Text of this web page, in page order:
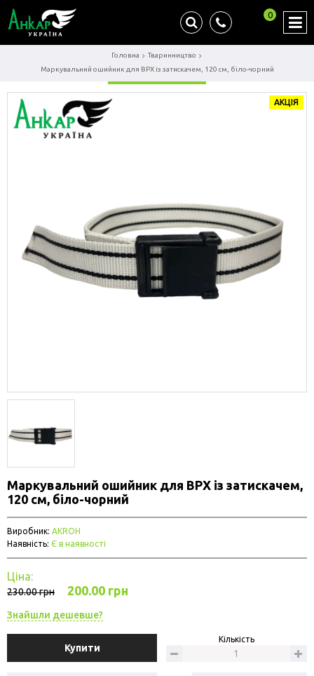
0
Головна
Тваринництво
Маркувальний ошийник для ВРХ із затискачем, 120 см, біло-чорний
АКЦІЯ
Маркувальний ошийник для ВРХ із затискачем,
120 см, біло-чорний
Виробник: AKROH
Наявність: Є в наявності
Ціна:
230.00 грн 200.00 грн
Знайшли дешевше?
Купити
Кількість